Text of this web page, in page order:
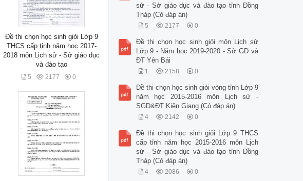
Đề thi chọn học sinh giỏi Lớp 9
THCS cấp tỉnh năm học 2017-
2018 môn Lịch sử - Sở giáo dục
và đào tạo
5 2177 0
sử - Sở giáo dục và đào tạo tỉnh Đồng
Tháp (Có đáp án)
5 2177 0
Đề thi chọn học sinh giỏi môn Lịch sử
Lớp 9 - Năm học 2019-2020 - Sở GD và
ĐT Yên Bái
1 2158 0
Đề thi chọn học sinh giỏi vòng tỉnh Lớp 9
năm học 2015-2016 môn Lịch sử -
SGD&ĐT Kiên Giang (Có đáp án)
4 2142 0
Đề thi chọn học sinh giỏi Lớp 9 THCS
cấp tỉnh năm học 2015-2016 môn Lịch
sử - Sở giáo dục và đào tạo tỉnh Đồng
Tháp (Có đáp án)
4 2086 0